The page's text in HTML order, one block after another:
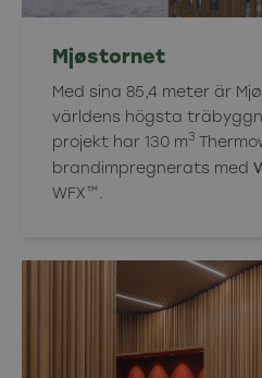
Mjøstornet
Med sina 85,4 meter är
världens högsta
projekt har 130 m3
brandimpregnerats med
WFX™.